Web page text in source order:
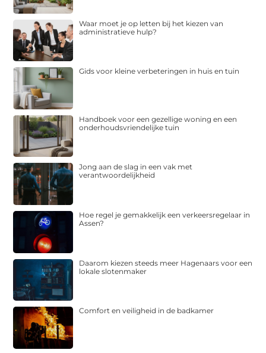
Waar moet je op letten bij het kiezen van
administratieve hulp?
Gids voor kleine verbeteringen in huis en tuin
Handboek voor een gezellige woning en een
onderhoudsvriendelijke tuin
Jong aan de slag in een vak met
verantwoordelijkheid
Hoe regel je gemakkelijk een verkeersregelaar in
Assen?
Daarom kiezen steeds meer Hagenaars voor een
lokale slotenmaker
Comfort en veiligheid in de badkamer